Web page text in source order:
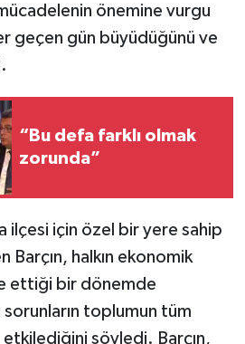
önemine vurgu
geçen gün büyüdüğünü ve
“Bu defa farklı olmak
zorunda”
ilçesi için özel bir yere sahip
Barçın, halkın ekonomik
ettiği bir dönemde
sorunların toplumun tüm
söyledi. Barçın,